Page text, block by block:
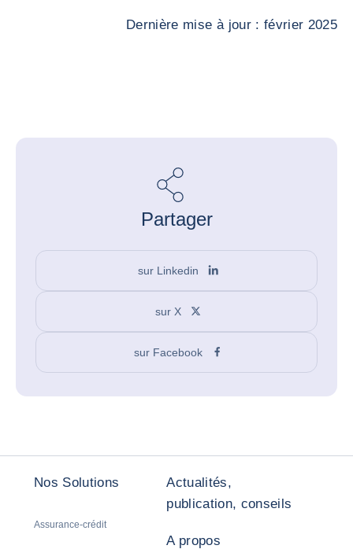
Dernière mise à jour : février 2025
Partager
sur Linkedin
sur X
sur Facebook
Nos Solutions
Assurance-crédit
Actualités,
publication, conseils
A propos